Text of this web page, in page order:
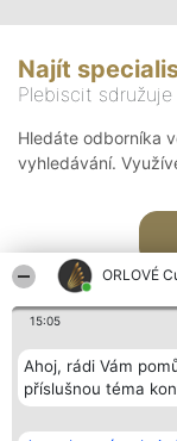
ORLOVÉ
15:05
Ahoj, rádi Vám
příslušnou téma
Najít
Plebiscit
Hledáte odborníka
vyhledávání.
Bright Side Solutions sp. z o.